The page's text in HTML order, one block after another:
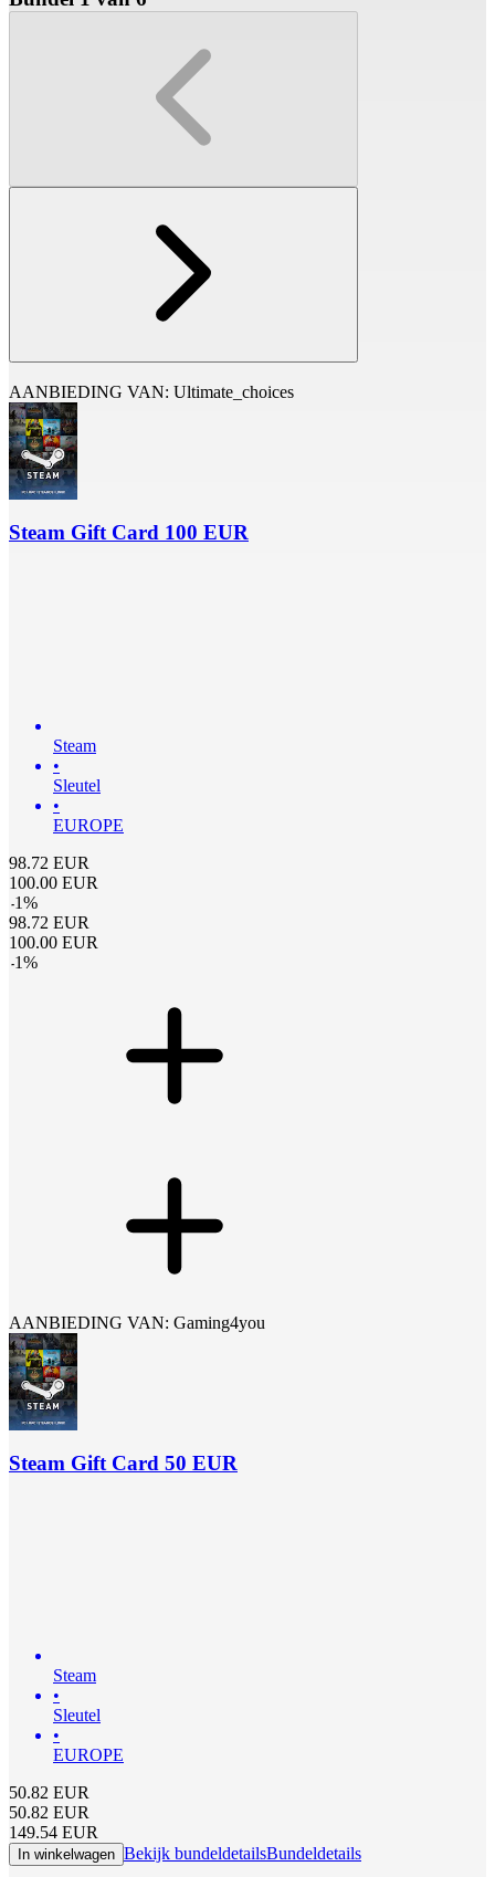
AANBIEDING VAN: Ultimate_choices
Steam Gift Card 100 EUR
Steam
•
Sleutel
•
EUROPE
98.72 EUR
100.00 EUR
-1%
98.72 EUR
100.00 EUR
-1%
AANBIEDING VAN: Gaming4you
Steam Gift Card 50 EUR
Steam
•
Sleutel
•
EUROPE
50.82 EUR
50.82 EUR
149.54 EUR
In winkelwagen Bekijk bundeldetailsBundeldetails